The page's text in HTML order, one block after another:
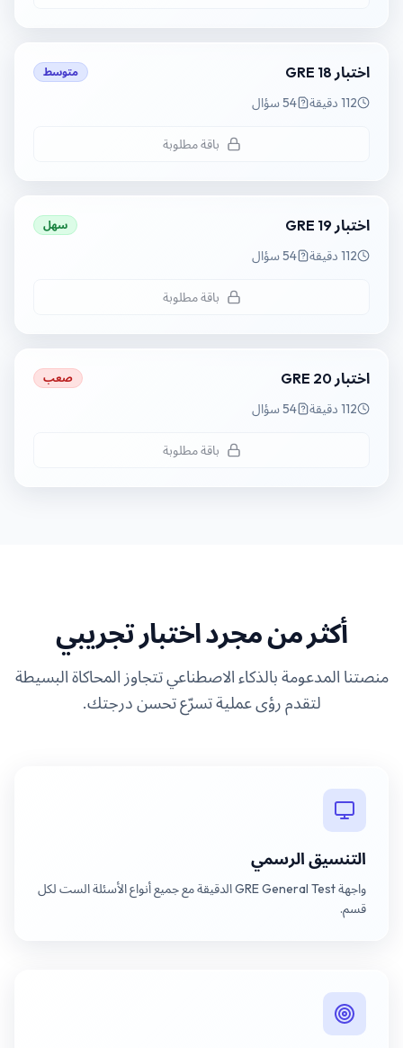
اختبار GRE 18 متوسط
112 دقيقة 54 سؤال
باقة مطلوبة
اختبار GRE 19 سهل
112 دقيقة 54 سؤال
باقة مطلوبة
اختبار GRE 20 صعب
112 دقيقة 54 سؤال
باقة مطلوبة
أكثر من مجرد اختبار تجريبي
منصتنا المدعومة بالذكاء الاصطناعي تتجاوز المحاكاة البسيطة
لتقدم رؤى عملية تسرّع تحسن درجتك.
التنسيق الرسمي
واجهة GRE General Test الدقيقة مع جميع أنواع الأسئلة الست لكل
قسم.